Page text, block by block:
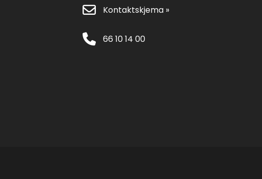
Kontaktskjema »
66 10 14 00